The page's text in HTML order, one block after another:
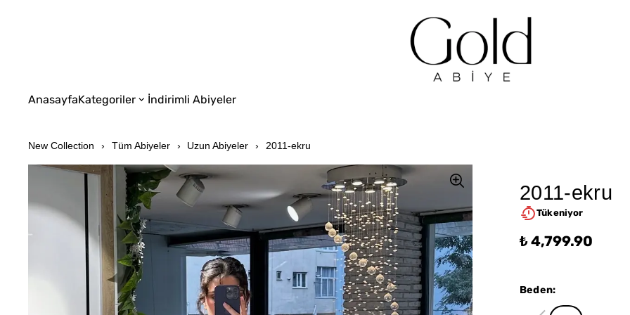
AnasayfaKategoriler İndirimli Abiyeler
New Collection Tüm Abiyeler Uzun Abiyeler 2011-ekru
2011-ekru
Tükeniyor
₺ 4,799.90
Beden: